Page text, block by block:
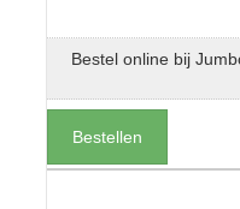
Bestel online bij
Bestellen